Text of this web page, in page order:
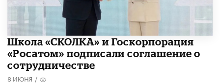
Школа «СКОЛКА» и Госкорпорация
«Росатом» подписали соглашение о
сотрудничестве
8 ИЮНЯ /